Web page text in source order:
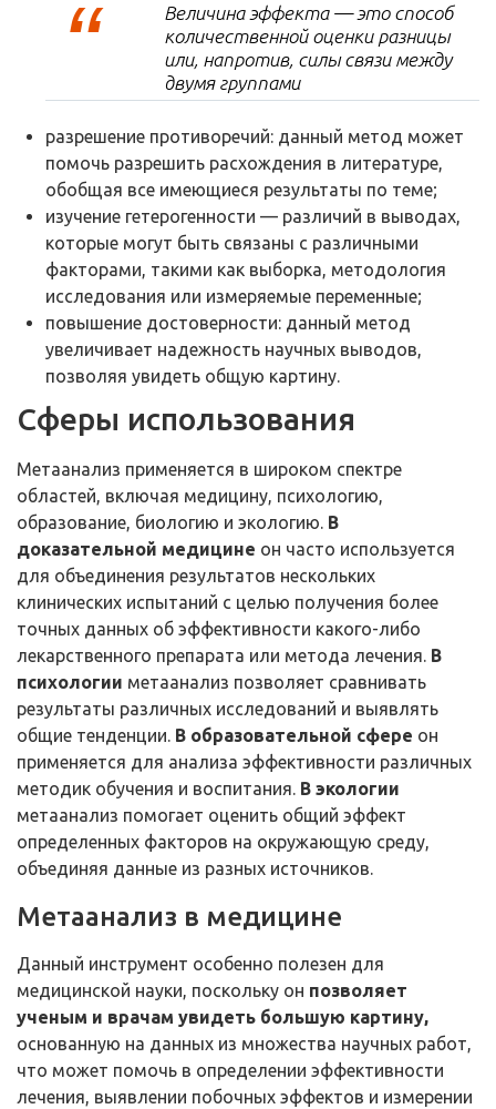
Величина эффекта — это способ
количественной оценки разницы
или, напротив, силы связи между
двумя группами
разрешение противоречий: данный метод может
помочь разрешить расхождения в литературе,
обобщая все имеющиеся результаты по теме;
изучение гетерогенности — различий в выводах,
которые могут быть связаны с различными
факторами, такими как выборка, методология
исследования или измеряемые переменные;
повышение достоверности: данный метод
увеличивает надежность научных выводов,
позволяя увидеть общую картину.
Сферы использования
Метаанализ применяется в широком спектре
областей, включая медицину, психологию,
образование, биологию и экологию. В
доказательной медицине он часто используется
для объединения результатов нескольких
клинических испытаний с целью получения более
точных данных об эффективности какого-либо
лекарственного препарата или метода лечения. В
психологии метаанализ позволяет сравнивать
результаты различных исследований и выявлять
общие тенденции. В образовательной сфере он
применяется для анализа эффективности различных
методик обучения и воспитания. В экологии
метаанализ помогает оценить общий эффект
определенных факторов на окружающую среду,
объединяя данные из разных источников.
Метаанализ в медицине
Данный инструмент особенно полезен для
медицинской науки, поскольку он позволяет
ученым и врачам увидеть большую картину,
основанную на данных из множества научных работ,
что может помочь в определении эффективности
лечения, выявлении побочных эффектов и измерении